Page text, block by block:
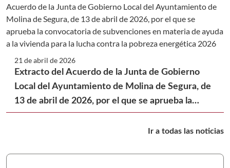
21 de abril de 2026
Extracto del Acuerdo de la Junta de Gobierno
Local del Ayuntamiento de Molina de Segura, de
13 de abril de 2026, por el que se aprueba la
convocatoria de subvenciones en materia de
ayuda a la vivienda para la lucha contra laIr a todas las noticias